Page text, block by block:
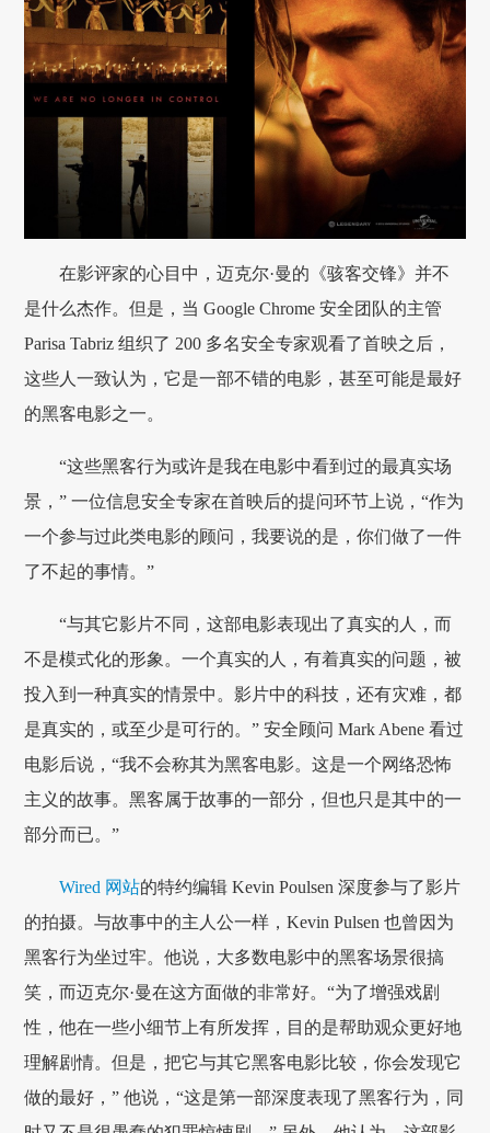
在影评家的心目中，迈克尔·曼的《骇客交锋》并不
是什么杰作。但是，当 Google Chrome 安全团队的主管
Parisa Tabriz 组织了 200 多名安全专家观看了首映之后，
这些人一致认为，它是一部不错的电影，甚至可能是最好
的黑客电影之一。
“这些黑客行为或许是我在电影中看到过的最真实场
景，” 一位信息安全专家在首映后的提问环节上说，“作为
一个参与过此类电影的顾问，我要说的是，你们做了一件
了不起的事情。”
“与其它影片不同，这部电影表现出了真实的人，而
不是模式化的形象。一个真实的人，有着真实的问题，被
投入到一种真实的情景中。影片中的科技，还有灾难，都
是真实的，或至少是可行的。” 安全顾问 Mark Abene 看过
电影后说，“我不会称其为黑客电影。这是一个网络恐怖
主义的故事。黑客属于故事的一部分，但也只是其中的一
部分而已。”
Wired 网站的特约编辑 Kevin Poulsen 深度参与了影片
的拍摄。与故事中的主人公一样，Kevin Pulsen 也曾因为
黑客行为坐过牢。他说，大多数电影中的黑客场景很搞
笑，而迈克尔·曼在这方面做的非常好。“为了增强戏剧
性，他在一些小细节上有所发挥，目的是帮助观众更好地
理解剧情。但是，把它与其它黑客电影比较，你会发现它
做的最好，” 他说，“这是第一部深度表现了黑客行为，同